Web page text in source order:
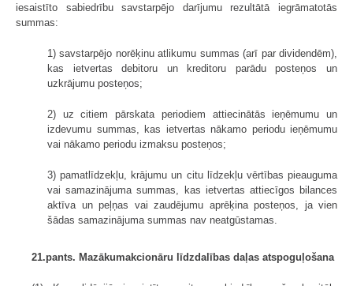
iesaistīto sabiedrību savstarpējo darījumu rezultātā iegrāmatotās
summas:
1) savstarpējo norēķinu atlikumu summas (arī par dividendēm),
kas ietvertas debitoru un kreditoru parādu posteņos un
uzkrājumu posteņos;
2) uz citiem pārskata periodiem attiecinātās ieņēmumu un
izdevumu summas, kas ietvertas nākamo periodu ieņēmumu
vai nākamo periodu izmaksu posteņos;
3) pamatlīdzekļu, krājumu un citu līdzekļu vērtības pieauguma
vai samazinājuma summas, kas ietvertas attiecīgos bilances
aktīva un peļņas vai zaudē­jumu aprēķina posteņos, ja vien
šādas samazinājuma summas nav neatgūstamas.
21.pants. Mazākumakcionāru līdzdalības daļas atspoguļošana